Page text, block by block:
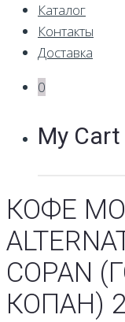
Каталог
Контакты
Доставка
0
My Cart
КОФЕ
COPAN
КОПАН)